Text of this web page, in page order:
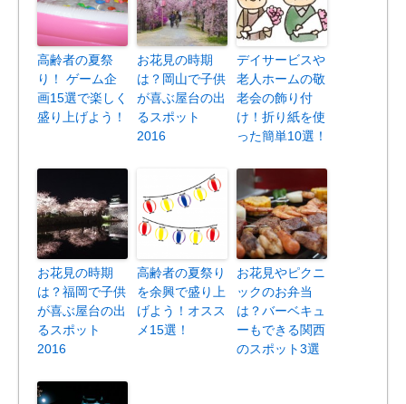
高齢者の夏祭
り！ ゲーム企
画15選で楽しく
盛り上げよう！
お花見の時期
は？岡山で子供
が喜ぶ屋台の出
るスポット
2016
デイサービスや
老人ホームの敬
老会の飾り付
け！折り紙を使
った簡単10選！
お花見の時期
は？福岡で子供
が喜ぶ屋台の出
るスポット
2016
高齢者の夏祭り
を余興で盛り上
げよう！オスス
メ15選！
お花見やピクニ
ックのお弁当
は？バーベキュ
ーもできる関西
のスポット3選